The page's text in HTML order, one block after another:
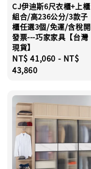
CJ伊迪斯6尺衣櫃+上櫃
組合/高236公分/3款子
櫃任選3個/免運/含稅開
發票---巧家家具【台灣
現貨】
Regular
price
NT$ 41,060 - NT$
43,860